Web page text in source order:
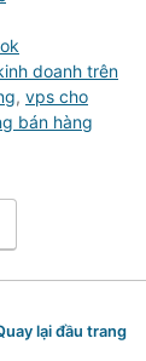
doanh trên
, vps cho
bán hàng
lại đầu trang